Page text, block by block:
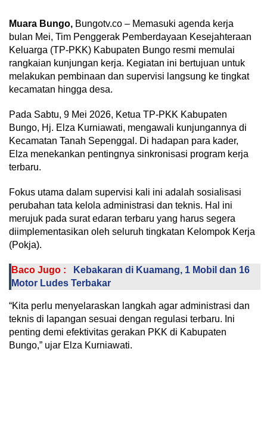
Muara Bungo, Bungotv.co – Memasuki agenda kerja
bulan Mei, Tim Penggerak Pemberdayaan Kesejahteraan
Keluarga (TP-PKK) Kabupaten Bungo resmi memulai
rangkaian kunjungan kerja. Kegiatan ini bertujuan untuk
melakukan pembinaan dan supervisi langsung ke tingkat
kecamatan hingga desa.
Pada Sabtu, 9 Mei 2026, Ketua TP-PKK Kabupaten
Bungo, Hj. Elza Kurniawati, mengawali kunjungannya di
Kecamatan Tanah Sepenggal. Di hadapan para kader,
Elza menekankan pentingnya sinkronisasi program kerja
terbaru.
Fokus utama dalam supervisi kali ini adalah sosialisasi
perubahan tata kelola administrasi dan teknis. Hal ini
merujuk pada surat edaran terbaru yang harus segera
diimplementasikan oleh seluruh tingkatan Kelompok Kerja
(Pokja).
Baco Jugo :
Kebakaran di Kuamang, 1 Mobil dan 16
Motor Ludes Terbakar
“Kita perlu menyelaraskan langkah agar administrasi dan
teknis di lapangan sesuai dengan regulasi terbaru. Ini
penting demi efektivitas gerakan PKK di Kabupaten
Bungo,” ujar Elza Kurniawati.